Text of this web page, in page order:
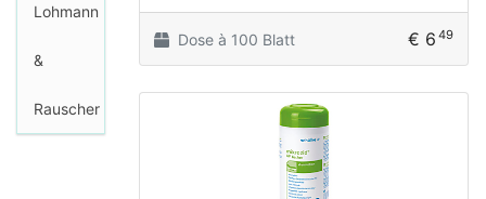
Lohmann
&
Rauscher
Dose à 100 Blatt € 6 49